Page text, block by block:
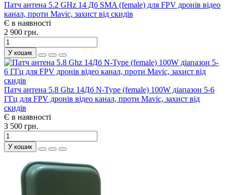
Патч антена 5.2 GHz 14 Дб SMA (female) для FPV дронів відео
канал, проти Mavic, захист від скидів
Є в наявності
2 900 грн.
У кошик
Патч антена 5.8 Ghz 14Дб N-Type (female) 100W діапазон 5-6
ГГц для FPV дронів відео канал, проти Mavic, захист від
скидів
Є в наявності
3 500 грн.
У кошик